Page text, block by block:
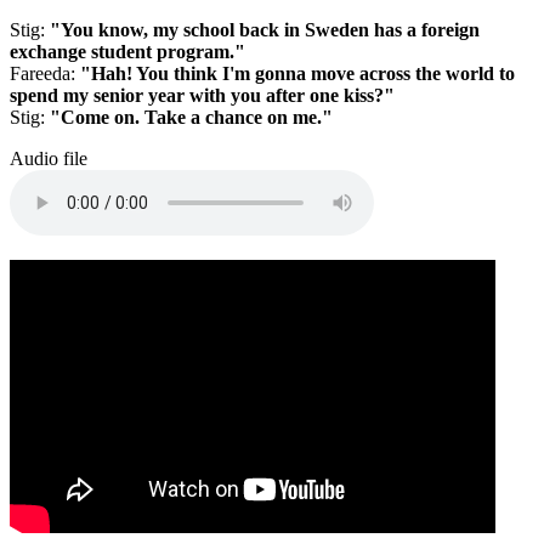
Stig: "You know, my school back in Sweden has a foreign
exchange student program."
Fareeda: "Hah! You think I'm gonna move across the world to
spend my senior year with you after one kiss?"
Stig: "Come on. Take a chance on me."
Audio file